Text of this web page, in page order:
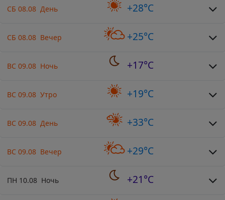
СБ 08.08 День +28°C
СБ 08.08 Вечер +25°C
ВС 09.08 Ночь +17°C
ВС 09.08 Утро +19°C
ВС 09.08 День +33°C
ВС 09.08 Вечер +29°C
ПН 10.08 Ночь +21°C